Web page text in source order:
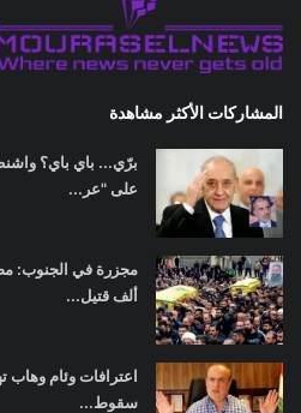
المشاركات الأكثر مشاهدة
برّي... باي باي؟
على "عر...
ألف قتيل...
اعترافات وئام وهاب
سقوط...